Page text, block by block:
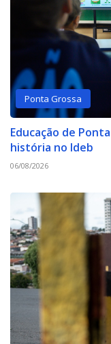
Ponta Grossa
Educação de
história no Ideb
06/08/2026